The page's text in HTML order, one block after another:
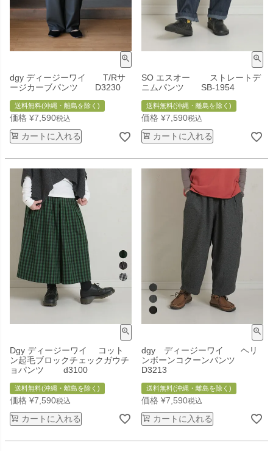
dgy ディージーワイ T/Rサ
ージカーブパンツ D3230
送料無料(沖縄・離島を除く)
価格 ¥7,590税込
カートに入れる
SO エスオー ストレートデ
ニムパンツ SB-1954
送料無料(沖縄・離島を除く)
価格 ¥7,590税込
カートに入れる
Dgy ディージーワイ コット
ン起毛ブロックチェックガウチ
ョパンツ d3100
送料無料(沖縄・離島を除く)
価格 ¥7,590税込
カートに入れる
dgy ディージーワイ ヘリ
ンボーンコクーンパンツ
D3213
送料無料(沖縄・離島を除く)
価格 ¥7,590税込
カートに入れる